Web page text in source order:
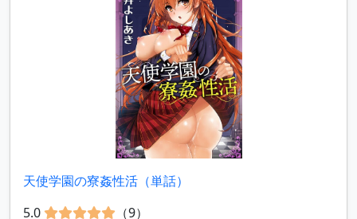
天使学園の寮姦性活（単話）
5.0
（9）